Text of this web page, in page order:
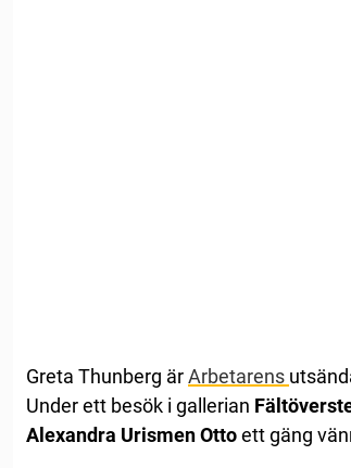
Greta Thunberg ärArbetarens
Under ett besök i gallerian
Alexandra Urismen Ottoett gäng